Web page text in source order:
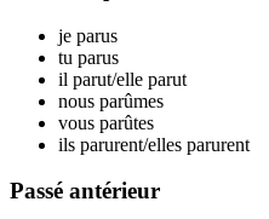
je parus
tu parus
il parut/elle parut
nous parûmes
vous parûtes
ils parurent/elles parurent
Passé antérieur